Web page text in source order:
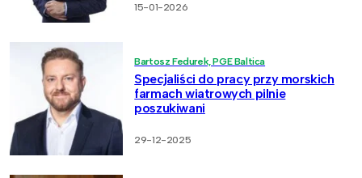
15-01-2026
Bartosz Fedurek, PGE Baltica
Specjaliści do pracy przy morskich
farmach wiatrowych pilnie
poszukiwani
29-12-2025